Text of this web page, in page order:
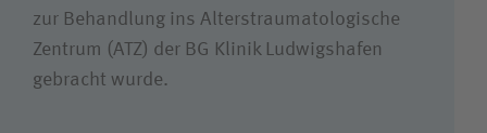
zur Behandlung ins Alterstraumatologische
Zentrum (ATZ) der BG Klinik Ludwigshafen
gebracht wurde.